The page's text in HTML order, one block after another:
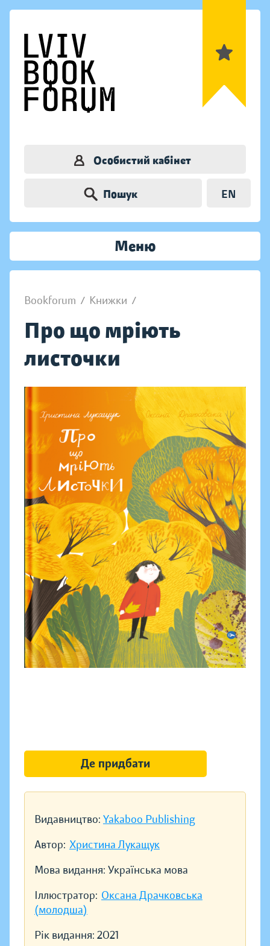
Особистий кабінет
Пошук EN
Меню
Bookforum / Книжки /
Про що мріють
листочки
Видавництво: Yakaboo Publishing
Автор: Христина Лукащук
Мова видання: Українська мова
Іллюстратор: Оксана Драчковська
(молодша)
Рік видання: 2021
Де придбати